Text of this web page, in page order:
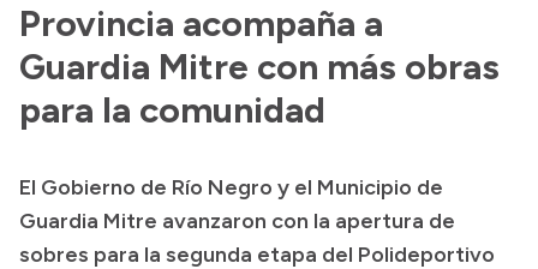
Consejos locales
Transparencia
Boletín Oficial
Compras y licitaciones
Provincia acompaña a
Guardia Mitre con más obras
para la comunidad
El Gobierno de Río Negro y el Municipio de
Guardia Mitre avanzaron con la apertura de
sobres para la segunda etapa del Polideportivo